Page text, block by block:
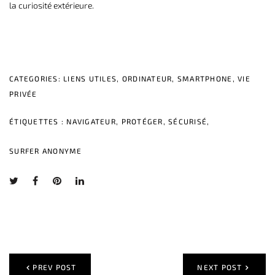
la curiosité extérieure.
CATEGORIES: LIENS UTILES , ORDINATEUR, SMARTPHONE ,VIE
PRIVÉE
ÉTIQUETTES : NAVIGATEUR, PROTÉGER ,SÉCURISÉ ,
SURFER ANONYME
PREV POST NEXT POST